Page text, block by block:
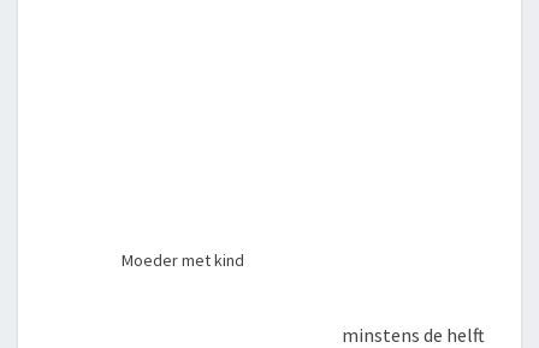
Moeder met kind
minstens de helft